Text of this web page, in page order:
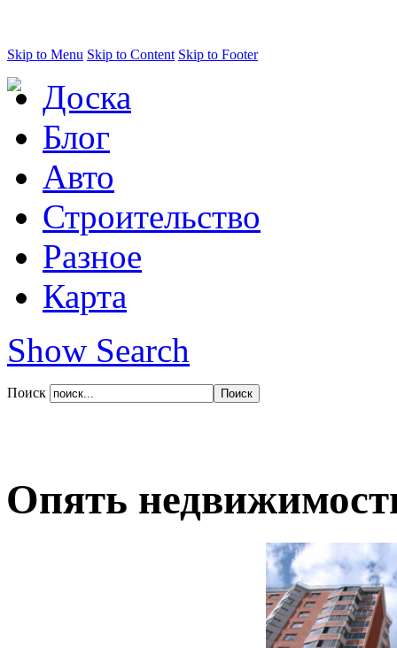
Skip to Menu Skip to Content Skip to Footer
Доска
Блог
Авто
Строительство
Разное
Карта
Show Search
Поиск
Опять